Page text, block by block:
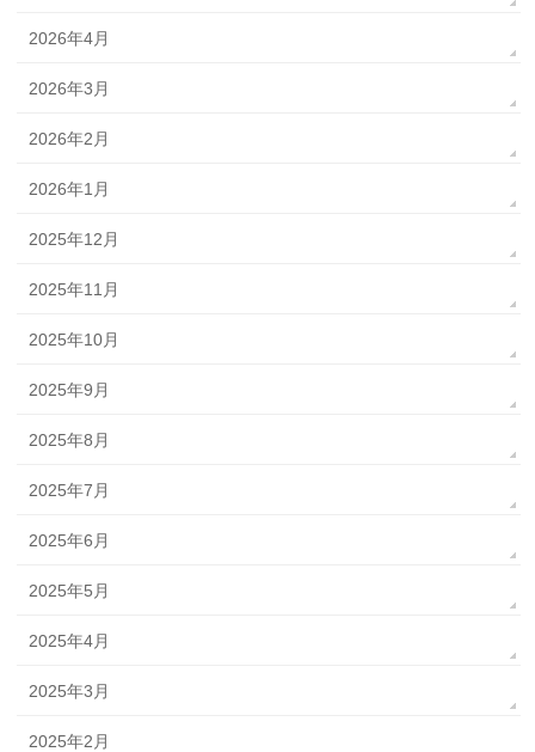
2026年4月
2026年3月
2026年2月
2026年1月
2025年12月
2025年11月
2025年10月
2025年9月
2025年8月
2025年7月
2025年6月
2025年5月
2025年4月
2025年3月
2025年2月